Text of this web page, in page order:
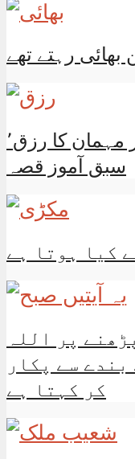
رہتے تھے
میاں بیوی کی لڑائی اور مہمان کا رزق٬
سبق آموز قصہ
کیا ہوتا ہے
کو 1 بار پڑھنے پر اللہ
سے پکار
کر کہتا ہے